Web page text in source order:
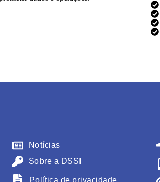
Notícias
Sobre a DSSI
Política de privacidade